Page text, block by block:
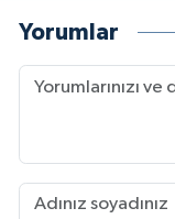
Yorumlar